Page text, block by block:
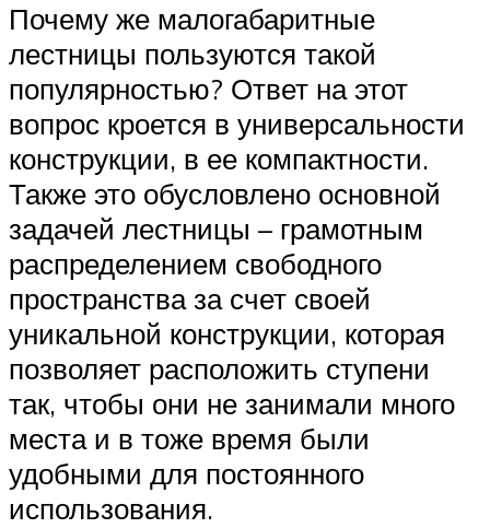
Почему же малогабаритные
лестницы пользуются такой
популярностью? Ответ на этот
вопрос кроется в универсальности
конструкции, в ее компактности.
Также это обусловлено основной
задачей лестницы – грамотным
распределением свободного
пространства за счет своей
уникальной конструкции, которая
позволяет расположить ступени
так, чтобы они не занимали много
места и в тоже время были
удобными для постоянного
использования.